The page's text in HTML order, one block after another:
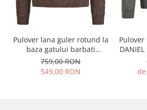
Pulover lana guler rotund la
baza gatului barbati
HECHTER maro
759,00 RON
549,00 RON
DANIEL